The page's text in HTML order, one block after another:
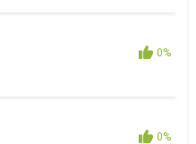
0%
0%